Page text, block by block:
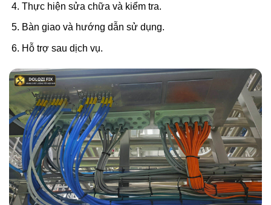
Thực hiện sửa chữa và kiểm tra.
Bàn giao và hướng dẫn sử dụng.
Hỗ trợ sau dịch vụ.